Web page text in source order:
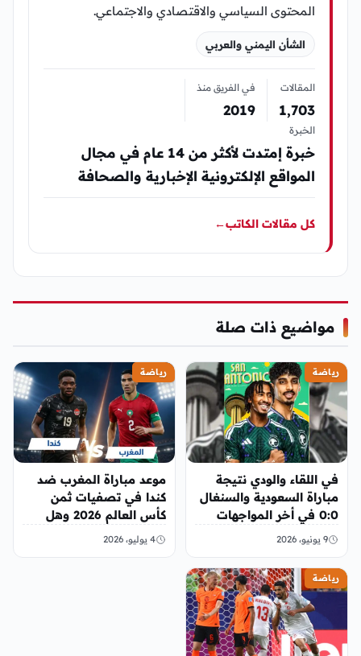
المحتوى السياسي والاقتصادي والاجتماعي.
الشأن اليمني والعربي
المقالات
1٬703
في الفريق منذ
2019
الخبرة
خبرة إمتدت لأكثر من 14 عام في مجال
المواقع الإلكترونية الإخبارية والصحافة
كل مقالات الكاتب←
مواضيع ذات صلة
رياضة
في اللقاء والودي نتيجة
مباراة السعودية والسنغال
0:0 في أخر المواجهات
9 يونيو، 2026
رياضة
موعد مباراة المغرب ضد
كندا في تصفيات ثمن
كأس العالم 2026 وهل
سيتأهل للدور 16
4 يوليو، 2026
رياضة